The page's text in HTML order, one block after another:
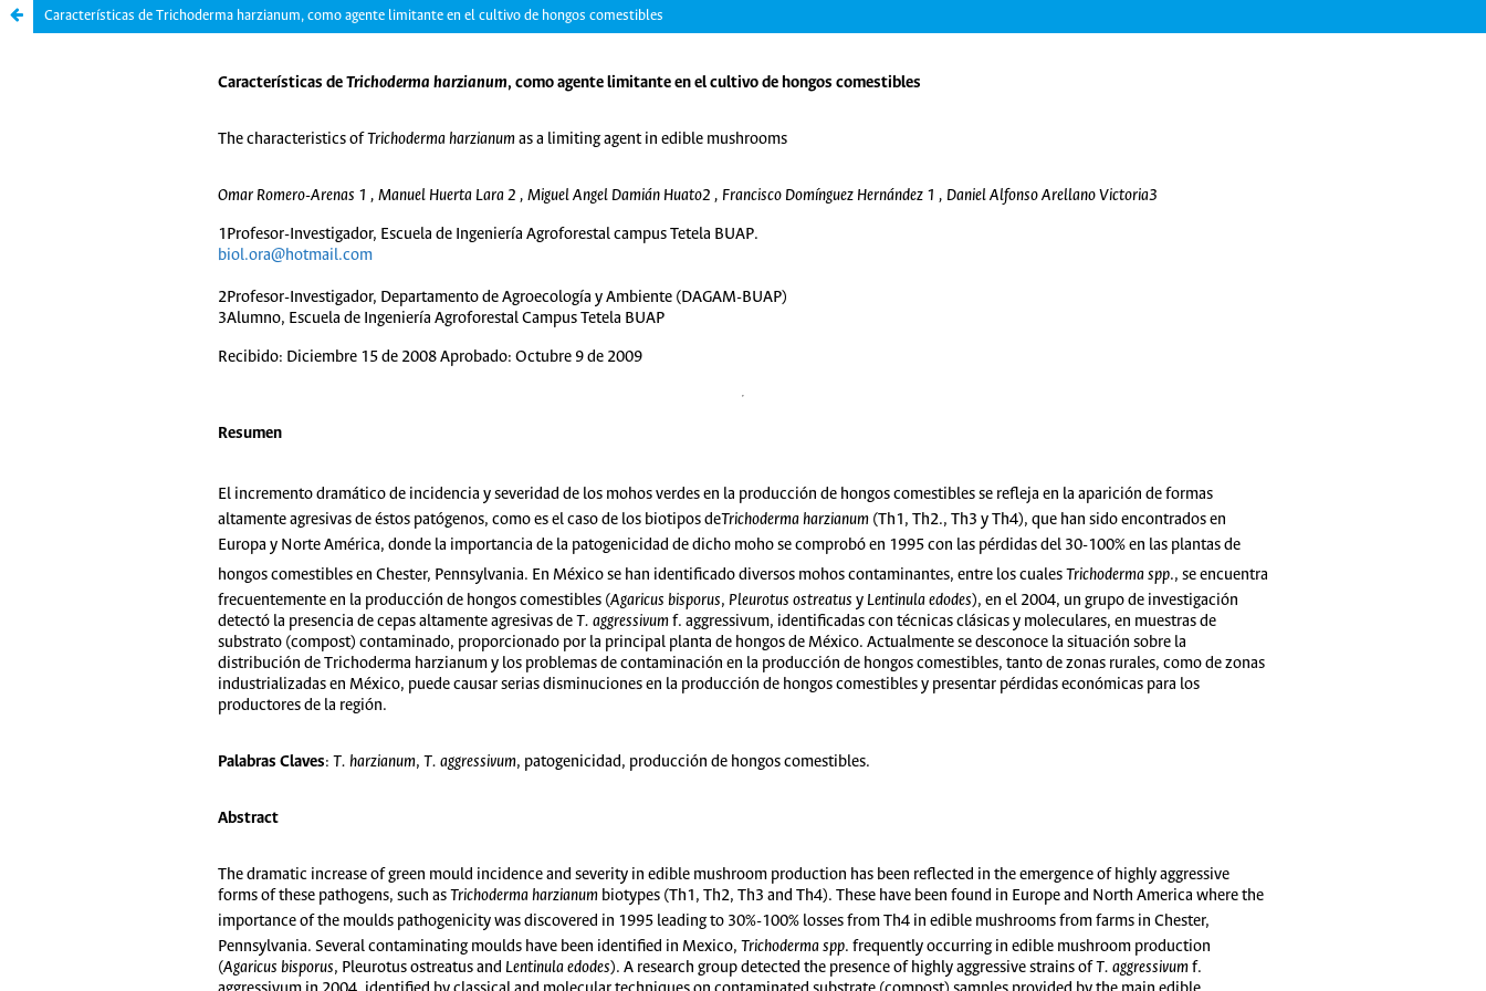
Características de Trichoderma harzianum, como agente limitante en el cultivo de hongos comestibles